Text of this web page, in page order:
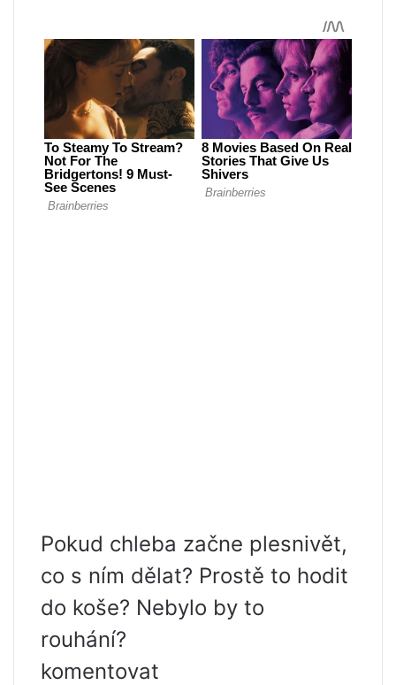
Pokud chleba začne plesnivět,
co s ním dělat? Prostě to hodit
do koše? Nebylo by to
rouhání?
komentovat